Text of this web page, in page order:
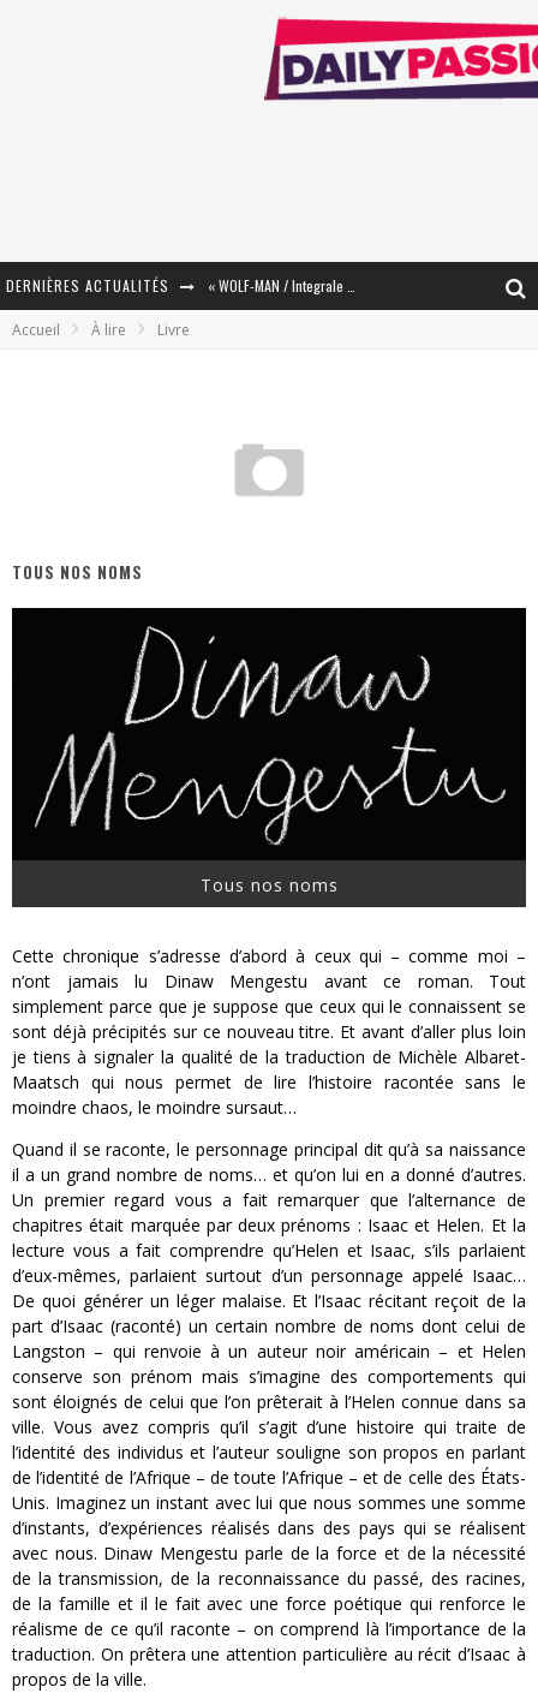
DERNIÈRES ACTUALITÉS
Star Fox
« Damn Them All » - Un duo de Choc !
Accueil À lire Livre
TOUS NOS NOMS
Tous nos noms
Cette chronique s’adresse d’abord à ceux qui – comme moi –
n’ont jamais lu Dinaw Mengestu avant ce roman. Tout
simplement parce que je suppose que ceux qui le connaissent se
sont déjà précipités sur ce nouveau titre. Et avant d’aller plus loin
je tiens à signaler la qualité de la traduction de Michèle Albaret-
Maatsch qui nous permet de lire l’histoire racontée sans le
moindre chaos, le moindre sursaut…
Quand il se raconte, le personnage principal dit qu’à sa naissance
il a un grand nombre de noms… et qu’on lui en a donné d’autres.
Un premier regard vous a fait remarquer que l’alternance de
chapitres était marquée par deux prénoms : Isaac et Helen. Et la
lecture vous a fait comprendre qu’Helen et Isaac, s’ils parlaient
d’eux-mêmes, parlaient surtout d’un personnage appelé Isaac…
De quoi générer un léger malaise. Et l’Isaac récitant reçoit de la
part d’Isaac (raconté) un certain nombre de noms dont celui de
Langston – qui renvoie à un auteur noir américain – et Helen
conserve son prénom mais s’imagine des comportements qui
sont éloignés de celui que l’on prêterait à l’Helen connue dans sa
ville. Vous avez compris qu’il s’agit d’une histoire qui traite de
l’identité des individus et l’auteur souligne son propos en parlant
de l’identité de l’Afrique – de toute l’Afrique – et de celle des États-
Unis. Imaginez un instant avec lui que nous sommes une somme
d’instants, d’expériences réalisés dans des pays qui se réalisent
avec nous. Dinaw Mengestu parle de la force et de la nécessité
de la transmission, de la reconnaissance du passé, des racines,
de la famille et il le fait avec une force poétique qui renforce le
réalisme de ce qu’il raconte – on comprend là l’importance de la
traduction. On prêtera une attention particulière au récit d’Isaac à
propos de la ville.